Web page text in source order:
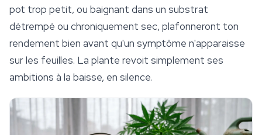
pot trop petit, ou baignant dans un substrat
détrempé ou chroniquement sec, plafonneront ton
rendement bien avant qu'un symptôme n'apparaisse
sur les feuilles. La plante revoit simplement ses
ambitions à la baisse, en silence.